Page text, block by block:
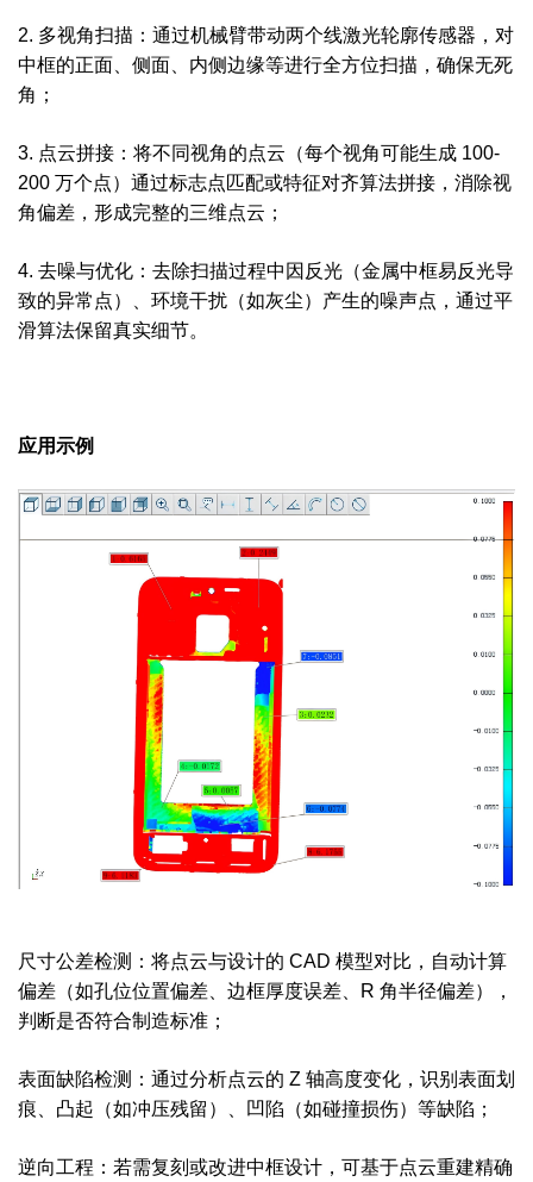
2. 多视角扫描：通过机械臂带动两个线激光轮廓传感器，对
中框的正面、侧面、内侧边缘等进行全方位扫描，确保无死
角；
3. 点云拼接：将不同视角的点云（每个视角可能生成 100-
200 万个点）通过标志点匹配或特征对齐算法拼接，消除视
角偏差，形成完整的三维点云；
4. 去噪与优化：去除扫描过程中因反光（金属中框易反光导
致的异常点）、环境干扰（如灰尘）产生的噪声点，通过平
滑算法保留真实细节。
应用示例
尺寸公差检测：将点云与设计的 CAD 模型对比，自动计算
偏差（如孔位位置偏差、边框厚度误差、R 角半径偏差），
判断是否符合制造标准；
表面缺陷检测：通过分析点云的 Z 轴高度变化，识别表面划
痕、凸起（如冲压残留）、凹陷（如碰撞损伤）等缺陷；
逆向工程：若需复刻或改进中框设计，可基于点云重建精确